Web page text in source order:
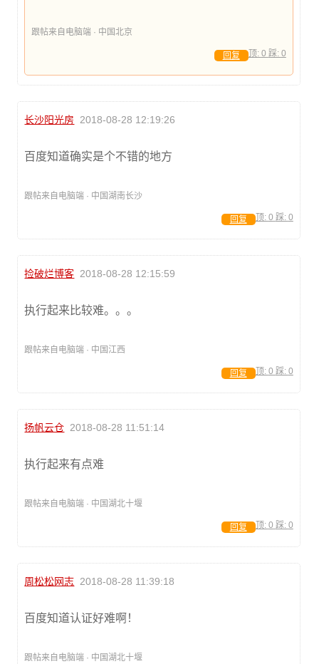
跟帖来自电脑端 · 中国北京
顶: 0 踩: 0
回复
长沙阳光房 2018-08-28 12:19:26
百度知道确实是个不错的地方
跟帖来自电脑端 · 中国湖南长沙
顶: 0 踩: 0
回复
捡破烂博客 2018-08-28 12:15:59
执行起来比较难。。。
跟帖来自电脑端 · 中国江西
顶: 0 踩: 0
回复
扬帆云仓 2018-08-28 11:51:14
执行起来有点难
跟帖来自电脑端 · 中国湖北十堰
顶: 0 踩: 0
回复
周松松网志 2018-08-28 11:39:18
百度知道认证好难啊！
跟帖来自电脑端 · 中国湖北十堰